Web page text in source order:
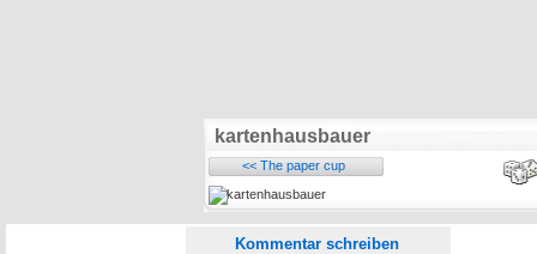
kartenhausbauer
<< The paper cup
Kommentar schreiben
URLs werden automatisch umgewandelt. Bitte verwende "www." oder "http://" in URLs
Ich möchte eine E-Mail, wenn auf dieser Seite weitere Kommentare erscheinen.